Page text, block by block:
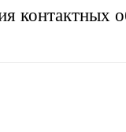
контактных